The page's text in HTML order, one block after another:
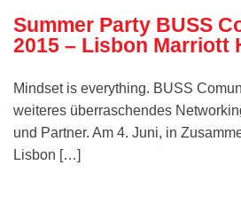
Summer Party BUSS
2015 – Lisbon Marriott
Mindset is everything. BUSS
weiteres überraschendes
und Partner. Am 4. Juni, in
Lisbon […]